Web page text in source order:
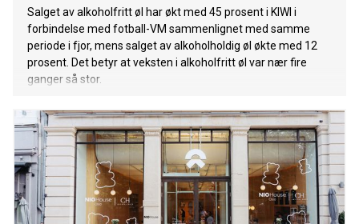
Salget av alkoholfritt øl har økt med 45 prosent i KIWI i
forbindelse med fotball-VM sammenlignet med samme
periode i fjor, mens salget av alkoholholdig øl økte med 12
prosent. Det betyr at veksten i alkoholfritt øl var nær fire
ganger så stor.